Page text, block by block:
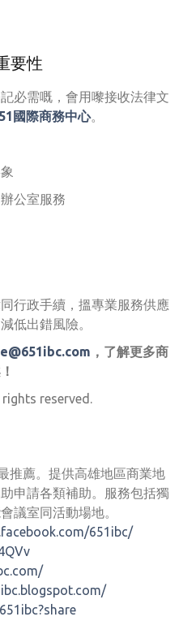
要性
必需嘅，會用嚟接收法律文
國際商務中心。
公室服務
行政手續，搵專業服務供應
低出錯風險。
，了解更多商
reserved.
推薦。提供高雄地區商業地
申請各類補助。服務包括獨
議室同活動場地。
651ibc/